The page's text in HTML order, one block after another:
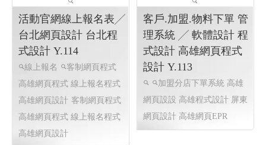
國際賽事報名系統
國際體
育活動線上報名系統 客製化
報名系統 高雄程式設計 國際
體育活動線上報名系統 客製
化報名系統 全省程式設計
設計 Y.114
木球報名網站.比賽報名系
統
比賽報名系系統設計,活
動報名系統設計,客制網頁程
式 客制高雄網頁程式 客制高
雄網頁設計 客制網頁程式 高
雄網頁程式 高雄網頁設計,比
賽報名系系統設計,活動報名